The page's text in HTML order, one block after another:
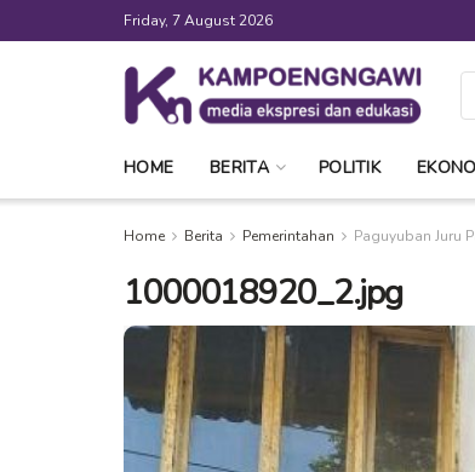
Friday, 7 August 2026
HOME BERITA POLITIK
Home Berita Pemerintahan Paguyuban Juru
1000018920_2.jpg